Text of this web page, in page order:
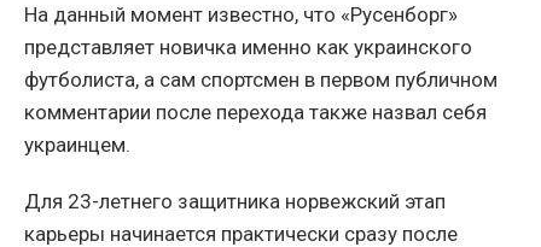
На данный момент известно, что «Русенборг»
представляет новичка именно как украинского
футболиста, а сам спортсмен в первом публичном
комментарии после перехода также назвал себя
украинцем.
Для 23-летнего защитника норвежский этап
карьеры начинается практически сразу после